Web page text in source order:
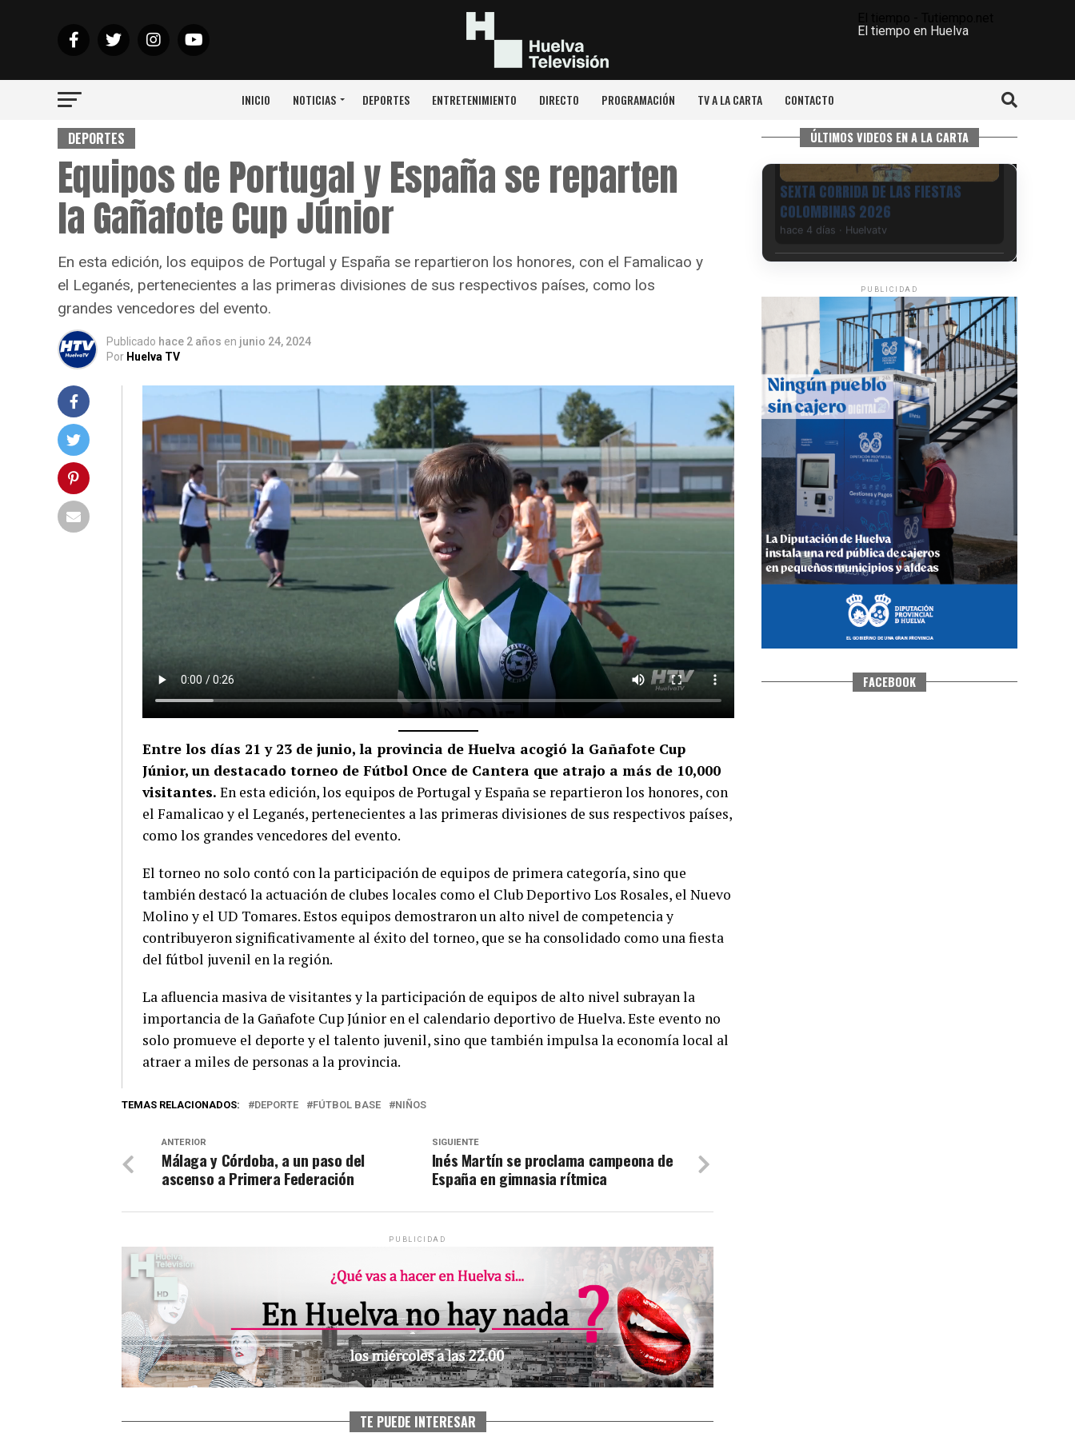
El tiempo en Huelva
INICIO NOTICIAS DEPORTES ENTRETENIMIENTO DIRECTO PROGRAMACIÓN TV A LA CARTA CONTACTO
DEPORTES
Equipos de Portugal y España se reparten
la Gañafote Cup Júnior
En esta edición, los equipos de Portugal y España se repartieron los honores, con el Famalicao y
el Leganés, pertenecientes a las primeras divisiones de sus respectivos países, como los
grandes vencedores del evento.
Publicado hace 2 años en junio 24, 2024
Por Huelva TV
Entre los días 21 y 23 de junio, la provincia de Huelva acogió la Gañafote Cup
Júnior, un destacado torneo de Fútbol Once de Cantera que atrajo a más de 10,000
visitantes. En esta edición, los equipos de Portugal y España se repartieron los honores, con
el Famalicao y el Leganés, pertenecientes a las primeras divisiones de sus respectivos países,
como los grandes vencedores del evento.
El torneo no solo contó con la participación de equipos de primera categoría, sino que
también destacó la actuación de clubes locales como el Club Deportivo Los Rosales, el Nuevo
Molino y el UD Tomares. Estos equipos demostraron un alto nivel de competencia y
contribuyeron significativamente al éxito del torneo, que se ha consolidado como una fiesta
del fútbol juvenil en la región.
La afluencia masiva de visitantes y la participación de equipos de alto nivel subrayan la
importancia de la Gañafote Cup Júnior en el calendario deportivo de Huelva. Este evento no
solo promueve el deporte y el talento juvenil, sino que también impulsa la economía local al
atraer a miles de personas a la provincia.
TEMAS RELACIONADOS: DEPORTE FÚTBOL BASE NIÑOS
SIGUIENTE
Inés Martín se proclama campeona de
España en gimnasia rítmica
ANTERIOR
Málaga y Córdoba, a un paso del
ascenso a Primera Federación
PUBLICIDAD
TE PUEDE INTERESAR
ÚLTIMOS VIDEOS EN A LA CARTA
6º DÍA DE LAS FIESTAS COLOMBINAS
2026
·Huelvatv
QUINTA CORRIDA DE LAS FIESTAS
COLOMBINAS 2026
hace 5 días· Huelvatv
PUBLICIDAD
FACEBOOK